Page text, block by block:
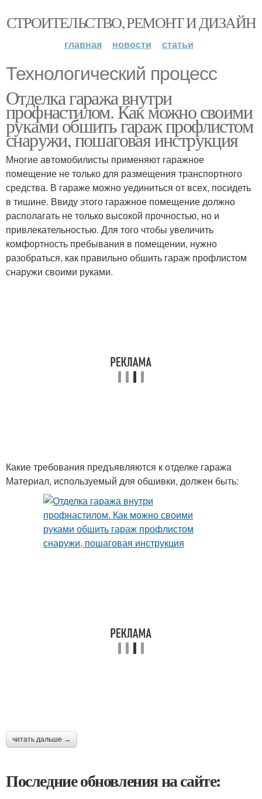
СТРОИТЕЛЬСТВО, РЕМОНТ И ДИЗАЙН
главная новости статьи
Технологический процесс
Отделка гаража внутри
профнастилом. Как можно своими
руками обшить гараж профлистом
снаружи, пошаговая инструкция
Многие автомобилисты применяют гаражное
помещение не только для размещения транспортного
средства. В гараже можно уединиться от всех, посидеть
в тишине. Ввиду этого гаражное помещение должно
располагать не только высокой прочностью, но и
привлекательностью. Для того чтобы увеличить
комфортность пребывания в помещении, нужно
разобраться, как правильно обшить гараж профлистом
снаружи своими руками.
Какие требования предъявляются к отделке гаража
Материал, используемый для обшивки, должен быть:
читать дальше →
Последние обновления на сайте: